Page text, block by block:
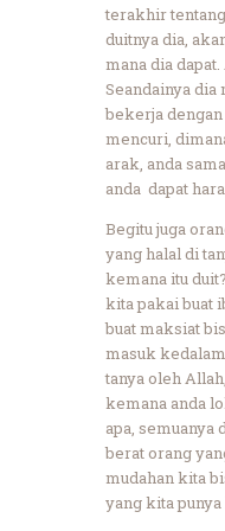
terakhir
duitnya dia,
mana dia
Seandainya dia
bekerja
mencuri,
arak, anda
anda dapat
Begitu juga
yang halal di
kemana itu
kita pakai buat
buat maksiat
masuk
tanya oleh
kemana anda
apa, semuanya
berat orang
mudahan kita
yang kita